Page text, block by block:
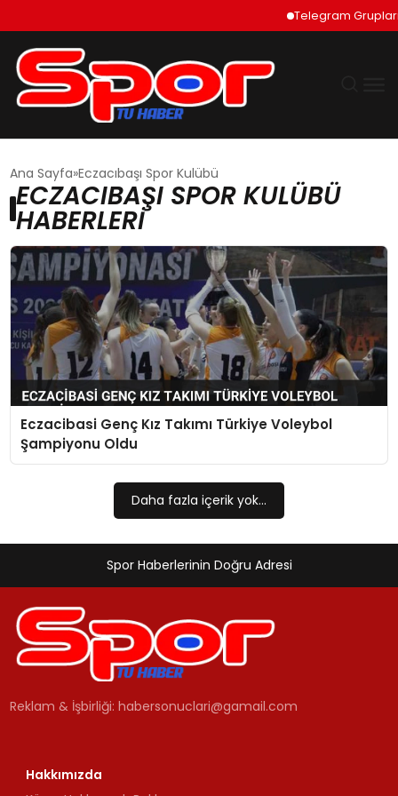
Telegram Grupları
DÜNYA
EKONOMI
SIYASET
TEKNOLOJI
EĞITIM
MAGAZIN
Ana Sayfa Eczacıbaşı Spor Kulübü
ECZACIBAŞI SPOR KULÜBÜ
HABERLERI
Eczacibasi Genç Kız Takımı Türkiye Voleybol
Şampiyonu Oldu
Daha fazla içerik yok...
Spor Haberlerinin Doğru Adresi
Reklam & İşbirliği:habersonuclari@gamail.com
Hakkımızda